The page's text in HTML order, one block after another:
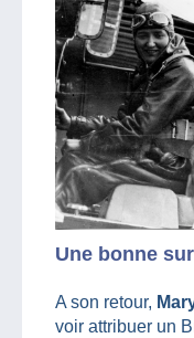
Une bonne
A son retour,
voir attribuer un